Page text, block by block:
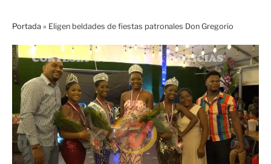
Portada » Eligen beldades de fiestas patronales Don Gregorio